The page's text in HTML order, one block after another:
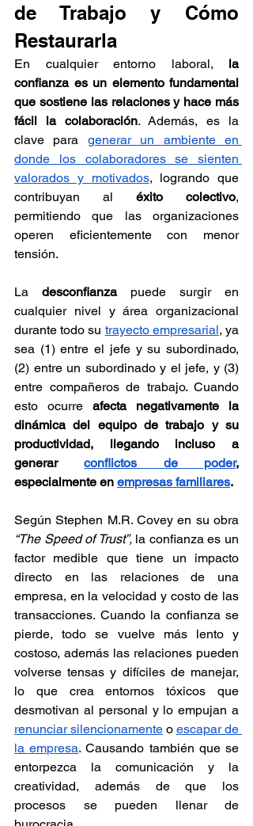
de Trabajo y Cómo
Restaurarla
En cualquier entorno laboral, la
confianza es un elemento fundamental
que sostiene las relaciones y hace más
fácil la colaboración. Además, es la
clave para generar un ambiente en
donde los colaboradores se sienten
valorados y motivados, logrando que
contribuyan al éxito colectivo,
permitiendo que las organizaciones
operen eficientemente con menor
tensión.
La desconfianza puede surgir en
cualquier nivel y área organizacional
durante todo su trayecto empresarial, ya
sea (1) entre el jefe y su subordinado,
(2) entre un subordinado y el jefe, y (3)
entre compañeros de trabajo. Cuando
esto ocurre afecta negativamente la
dinámica del equipo de trabajo y su
productividad, llegando incluso a
generar conflictos de poder,
especialmente en empresas familiares.
“The Speed of Trust”, la confianza es un
factor medible que tiene un impacto
directo en las relaciones de una
empresa, en la velocidad y costo de las
transacciones. Cuando la confianza se
pierde, todo se vuelve más lento y
costoso, además las relaciones pueden
volverse tensas y difíciles de manejar,
lo que crea entornos tóxicos que
renunciar silencionamente o escapar de
la empresa. Causando también que se
entorpezca la comunicación y la
creatividad, además de que los
procesos se pueden llenar de